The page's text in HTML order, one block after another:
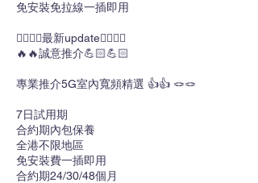
免安裝免拉線一插即用
👇🏻👇🏻最新update👇🏻👇🏻
🔥🔥誠意推介💪🏻💪🏻
專業推介5G室內寬頻精選 👍👍 🪢🪢
7日試用期
合約期內包保養
全港不限地區
免安裝費一插即用
合約期24/30/48個月